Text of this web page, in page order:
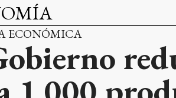
ECONÓMICA